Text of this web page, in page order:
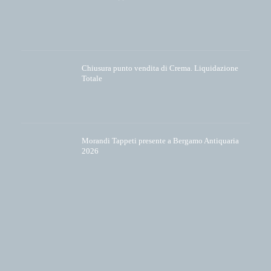
Chiusura punto vendita di Crema. Liquidazione
Totale
Morandi Tappeti presente a Bergamo Antiquaria
2026